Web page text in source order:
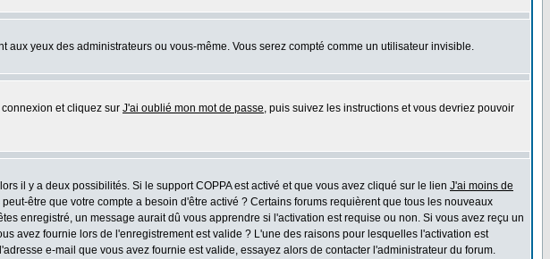
aux yeux des administrateurs ou vous-même. Vous serez compté comme un utilisateur invisible.
et cliquez sur J'ai oublié mon mot de passe, puis suivez les instructions et vous devriez pouvoir
il y a deux possibilités. Si le support COPPA est activé et que vous avez cliqué sur le lien J'ai moins de
être que votre compte a besoin d'être activé ? Certains forums requièrent que tous les nouveaux
enregistré, un message aurait dû vous apprendre si l'activation est requise ou non. Si vous avez reçu un
avez fournie lors de l'enregistrement est valide ? L'une des raisons pour lesquelles l'activation est
e-mail que vous avez fournie est valide, essayez alors de contacter l'administrateur du forum.